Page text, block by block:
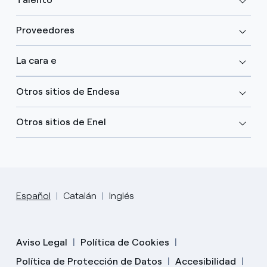
Proveedores
La cara e
Otros sitios de Endesa
Otros sitios de Enel
Español Catalán Inglés
Aviso Legal
Política de Cookies
Política de Protección de Datos
Accesibilidad